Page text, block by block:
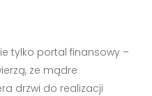
tylko portal finansowy –
że mądre
drzwi do realizacji